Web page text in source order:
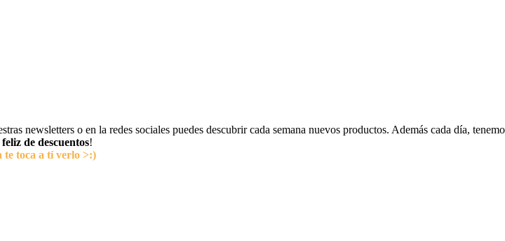
newsletters o en la redes sociales puedes descubrir cada semana nuevos productos. Además cada día,
de descuentos!
te toca a tí verlo >:)